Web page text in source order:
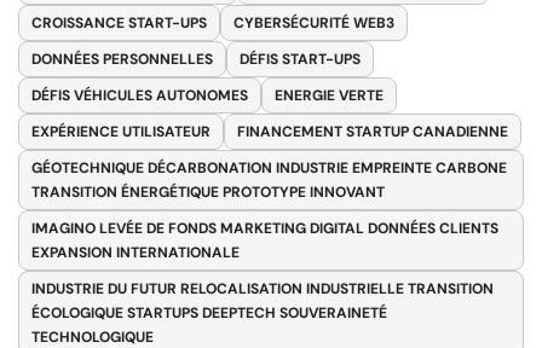
CROISSANCE START-UPS
CYBERSÉCURITÉ WEB3
DONNÉES PERSONNELLES
DÉFIS START-UPS
DÉFIS VÉHICULES AUTONOMES
ENERGIE VERTE
EXPÉRIENCE UTILISATEUR
FINANCEMENT STARTUP CANADIENNE
GÉOTECHNIQUE DÉCARBONATION INDUSTRIE EMPREINTE CARBONE
TRANSITION ÉNERGÉTIQUE PROTOTYPE INNOVANT
IMAGINO LEVÉE DE FONDS MARKETING DIGITAL DONNÉES CLIENTS
EXPANSION INTERNATIONALE
INDUSTRIE DU FUTUR RELOCALISATION INDUSTRIELLE TRANSITION
ÉCOLOGIQUE STARTUPS DEEPTECH SOUVERAINETÉ
TECHNOLOGIQUE